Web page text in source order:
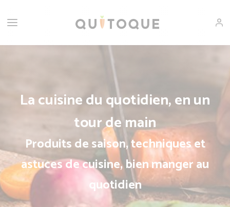
La cuisine du quotidien, en un
tour de main
Produits de saison, techniques et
astuces de cuisine, bien manger au
quotidien